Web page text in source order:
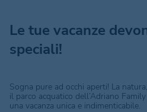
Le tue vacanze
speciali!
Sogna pure ad occhi aperti! La
il parco acquatico dell’Adriano
una vacanza unica e indimenticabile.